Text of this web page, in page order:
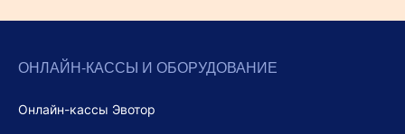
ОНЛАЙН-КАССЫ И ОБОРУДОВАНИЕ
Онлайн-кассы Эвотор